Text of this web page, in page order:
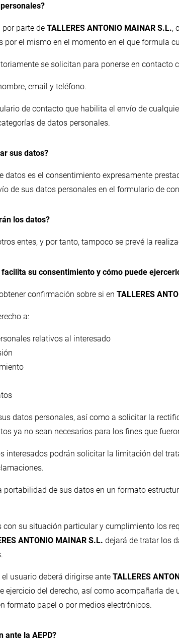
parte de TALLERES ANTONIO MAINAR S.L.,
por el mismo en el momento en el que formula
se solicitan para ponerse en contacto
email y teléfono.
de contacto que habilita el envío de
de datos personales.
sus datos?
datos es el consentimiento expresamente
de sus datos personales en el formulario de
los datos?
entes, y por tanto, tampoco se prevé la
su consentimiento y cómo puede
confirmación sobre si en TALLERES
a:
relativos al interesado
datos personales, así como a solicitar la
ya no sean necesarios para los fines que
interesados podrán solicitar la limitación del
de sus datos en un formato
su situación particular y cumplimiento los
ANTONIO MAINAR S.L. dejará de tratar los
usuario deberá dirigirse ante TALLERES
ejercicio del derecho, así como acompañarla
formato papel o por medios electrónicos.
ante la AEPD?